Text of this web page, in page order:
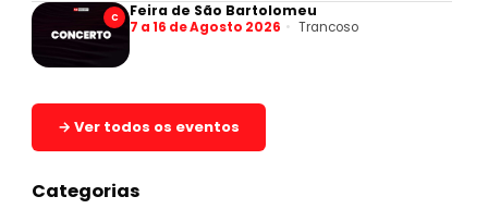
C Feira de São Bartolomeu
7 a 16 de Agosto 2026 Trancoso
→ Ver todos os eventos
Categorias